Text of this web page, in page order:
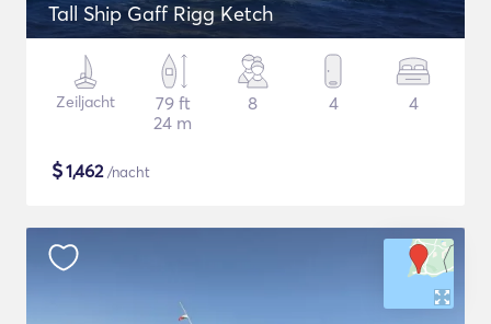
Tall Ship Gaff Rigg Ketch
Zeiljacht
79 ft
24 m
8 4 4
$1,462/nacht